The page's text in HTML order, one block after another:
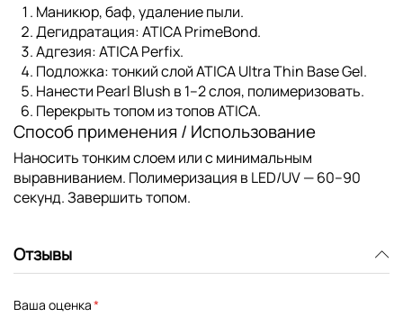
Маникюр, баф, удаление пыли.
Дегидратация:ATICA PrimeBond.
Адгезия:ATICA Perfix.
Подложка: тонкий слойATICA Ultra Thin Base Gel.
Нанести Pearl Blush в 1–2 слоя, полимеризовать.
Перекрыть топом изтопов ATICA.
Способ применения / Использование
Наносить тонким слоем или с минимальным
выравниванием. Полимеризация в LED/UV — 60–90
секунд. Завершить топом.
Отзывы
Ваша оценка